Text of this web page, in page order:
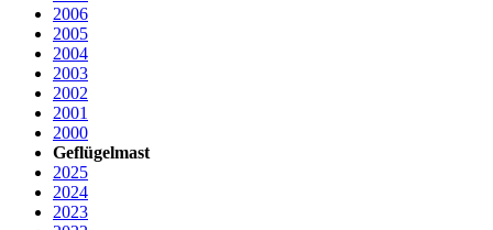
2006
2005
2004
2003
2002
2001
2000
Geflügelmast
2025
2024
2023